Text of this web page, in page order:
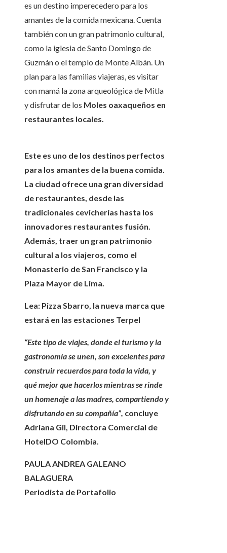
es un destino imperecedero para los
amantes de la comida mexicana. Cuenta
también con un gran patrimonio cultural,
como la iglesia de Santo Domingo de
Guzmán o el templo de Monte Albán. Un
plan para las familias viajeras, es visitar
con mamá la zona arqueológica de Mitla
y disfrutar de los Moles oaxaqueños en
restaurantes locales.
Este es uno de los destinos perfectos
para los amantes de la buena comida.
La ciudad ofrece una gran diversidad
de restaurantes, desde las
tradicionales cevicherías hasta los
innovadores restaurantes fusión.
Además, traer un gran patrimonio
cultural a los viajeros, como el
Monasterio de San Francisco y la
Plaza Mayor de Lima.
Lea: Pizza Sbarro, la nueva marca que
estará en las estaciones Terpel
“Este tipo de viajes, donde el turismo y la
gastronomía se unen, son excelentes para
construir recuerdos para toda la vida, y
qué mejor que hacerlos mientras se rinde
un homenaje a las madres, compartiendo y
disfrutando en su compañía”, concluye
Adriana Gil, Directora Comercial de
HotelDO Colombia.
PAULA ANDREA GALEANO
BALAGUERA
Periodista de Portafolio